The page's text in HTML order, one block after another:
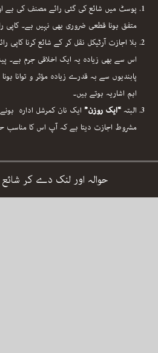
پوسٹ میں شائع کی گئی رائے مصنف کی ہے
متفق ہونا قطعی ضروری بھی نہیں ہے۔ کاپی
بلا اجازت آرٹیکل نقل کر کے شائع کرنا
اس سے بھی زیادہ یہ ایک اخلاقی جرم ہے۔
پابندیوں سے بہ قدرے زیادہ مؤثر و توانا
اہم اشاریہ ہوتے ہیں۔
البتہ “ایک روزن” ایک نان کمرشل ادارہ
مشروط اجازت دیتا ہے کہ آپ اس کا مناسب
حوالہ اور لنک دے کر شائع